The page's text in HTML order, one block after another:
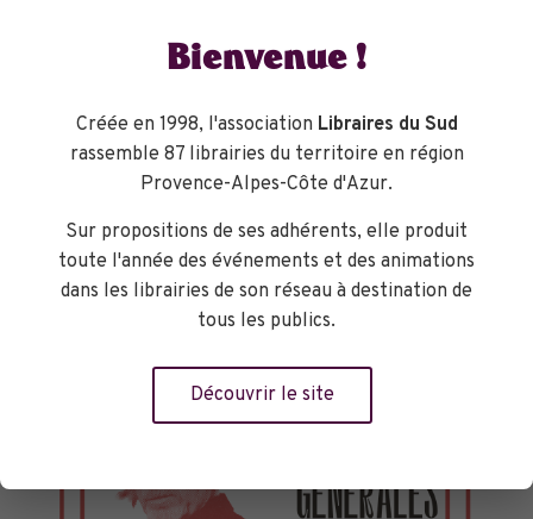
Bienvenue !
Créée en 1998, l'association Libraires du Sud
rassemble 87 librairies du territoire en région
Provence-Alpes-Côte d'Azur.
Sur propositions de ses adhérents, elle produit
toute l'année des événements et des animations
dans les librairies de son réseau à destination de
tous les publics.
Découvrir le site